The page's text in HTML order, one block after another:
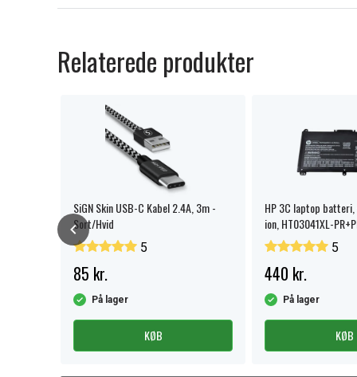
Relaterede produkter
SiGN Skin USB-C Kabel 2.4A, 3m -
Sort/Hvid
5
85 kr.
På lager
KØB
HP 3C laptop batteri,
ion, HT03041XL-
5
440 kr.
På lager
KØB
Item